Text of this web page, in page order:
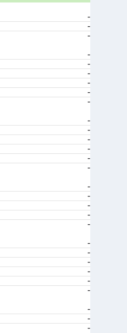
-
-
-
-
-
-
-
-
-
-
-
-
-
-
-
-
-
-
-
-
-
-
-
-
-
-
-
-
-